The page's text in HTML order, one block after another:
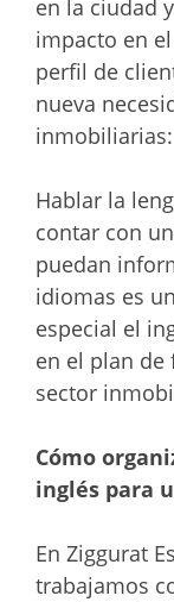
en la ciudad
impacto en
perfil de
nueva
Hablar la
contar con
puedan
idiomas es
especial el
en el plan de
sector
Cómo
inglés para
En Ziggurat
trabajamos